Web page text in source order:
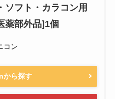
ソフト・カラコン用
薬部外品]1個
コン
から探す